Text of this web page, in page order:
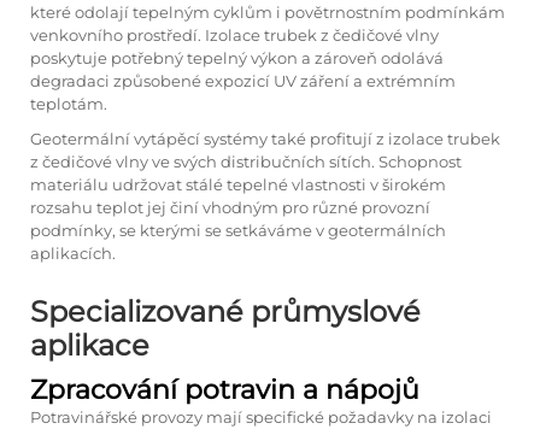
které odolají tepelným cyklům i povětrnostním podmínkám
venkovního prostředí. Izolace trubek z čedičové vlny
poskytuje potřebný tepelný výkon a zároveň odolává
degradaci způsobené expozicí UV záření a extrémním
teplotám.
Geotermální vytápěcí systémy také profitují z izolace trubek
z čedičové vlny ve svých distribučních sítích. Schopnost
materiálu udržovat stálé tepelné vlastnosti v širokém
rozsahu teplot jej činí vhodným pro různé provozní
podmínky, se kterými se setkáváme v geotermálních
aplikacích.
Specializované průmyslové
aplikace
Zpracování potravin a nápojů
Potravinářské provozy mají specifické požadavky na izolaci